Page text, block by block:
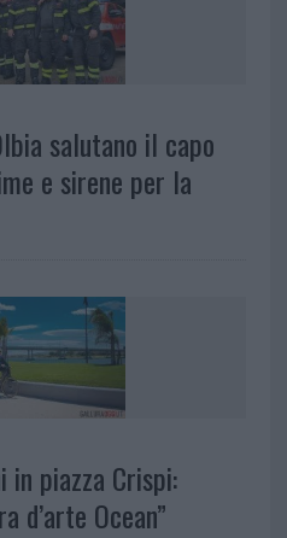
salutano il capo
e sirene per la
piazza Crispi:
d’arte Ocean”